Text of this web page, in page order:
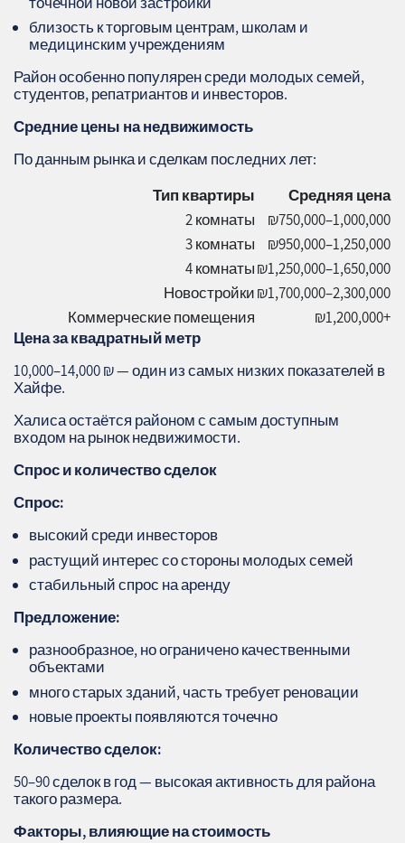
близость к торговым центрам, школам и
медицинским учреждениям
Район особенно популярен среди молодых семей,
студентов, репатриантов и инвесторов.
Средние цены на недвижимость
По данным рынка и сделкам последних лет:
Тип квартиры
Средняя цена
2 комнаты
₪750,000–1,000,000
3 комнаты
₪950,000–1,250,000
4 комнаты₪1,250,000–1,650,000
Новостройки₪1,700,000–2,300,000
Коммерческие помещения
₪1,200,000+
Цена за квадратный метр
10,000–14,000 ₪ — один из самых низких показателей в
Хайфе.
Халиса остаётся районом с самым доступным
входом на рынок недвижимости.
Спрос и количество сделок
Спрос:
высокий среди инвесторов
растущий интерес со стороны молодых семей
стабильный спрос на аренду
Предложение:
разнообразное, но ограничено качественными
объектами
много старых зданий, часть требует реновации
новые проекты появляются точечно
Количество сделок:
50–90 сделок в год — высокая активность для района
такого размера.
Факторы, влияющие на стоимость